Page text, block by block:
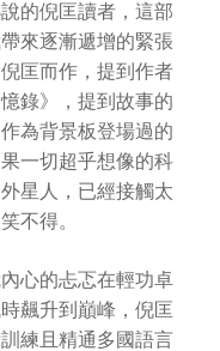
的倪匡讀者，這部
來逐漸遞增的緊張
匡而作，提到作者
錄》，提到故事的
為背景板登場過的
一切超乎想像的科
星人，已經接觸太
不得。
心的忐忑在輕功卓
飆升到巔峰，倪匡
練且精通多國語言